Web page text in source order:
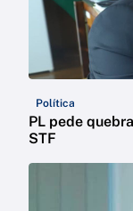
Política
PL pede
STF